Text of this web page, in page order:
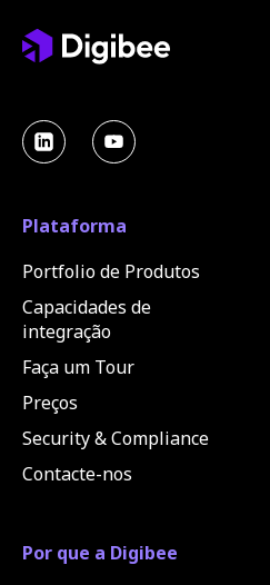
Plataforma
Portfolio de Produtos
Capacidades de
integração
Faça um Tour
Preços
Security & Compliance
Contacte-nos
Por que a Digibee